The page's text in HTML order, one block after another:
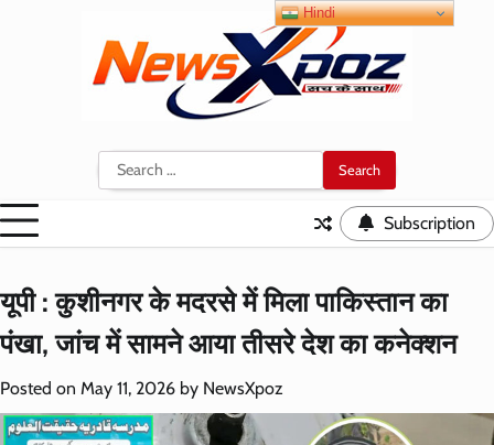
Search
for:
Subscription
यूपी : कुशीनगर के मदरसे में मिला पाकिस्तान का
पंखा, जांच में सामने आया तीसरे देश का कनेक्शन
Posted on May 11, 2026 by NewsXpoz
Hindi